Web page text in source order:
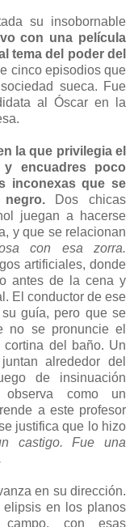
su insobornable
con una película
tema del poder del
cinco episodios que
sueca. Fue
al Óscar en la
la que privilegia el
encuadres poco
inconexas que se
Dos chicas
juegan a hacerse
y que se relacionan
con esa zorra.
artificiales, donde
antes de la cena y
El conductor de ese
guía, pero que se
no se pronuncie el
del baño. Un
alrededor del
de insinuación
observa como un
a este profesor
justifica que lo hizo
castigo. Fue una
en su dirección.
en los planos
con esas